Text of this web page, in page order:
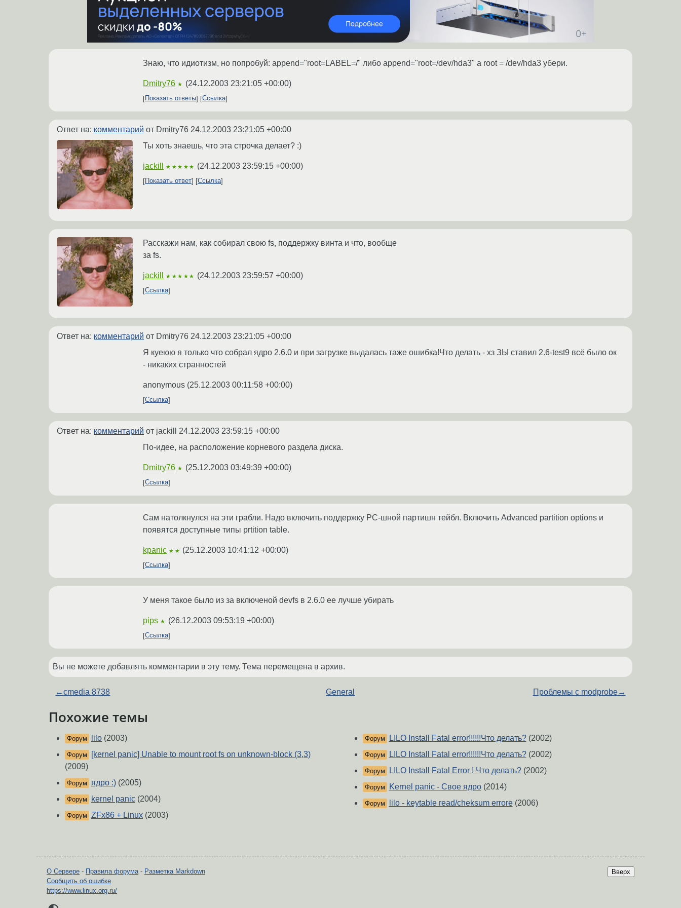
Знаю, что идиотизм, но попробуй: append="root=LABEL=/" либо append="root=/dev/hda3" а root = /dev/hda3 убери.
Dmitry76 ★ (24.12.2003 23:21:05 +00:00)
Показать ответы Ссылка
Ответ на: комментарий от Dmitry76 24.12.2003 23:21:05 +00:00
Ты хоть знаешь, что эта строчка делает? :)
jackill ★★★★★ (24.12.2003 23:59:15 +00:00)
Показать ответ Ссылка
Расскажи нам, как собирал свою fs, поддержку винта и что, вообще
за fs.
jackill ★★★★★ (24.12.2003 23:59:57 +00:00)
Ссылка
Ответ на: комментарий от Dmitry76 24.12.2003 23:21:05 +00:00
Я куеюю я только что собрал ядро 2.6.0 и при загрузке выдалась таже ошибка!Что делать - хз ЗЫ ставил 2.6-test9 всё было ок
- никаких странностей
anonymous (25.12.2003 00:11:58 +00:00)
Ссылка
Ответ на: комментарий от jackill 24.12.2003 23:59:15 +00:00
По-идее, на расположение корневого раздела диска.
Dmitry76 ★ (25.12.2003 03:49:39 +00:00)
Ссылка
Сам натолкнулся на эти грабли. Надо включить поддержку PC-шной партишн тейбл. Включить Advanced partition options и
появятся доступные типы prtition table.
kpanic ★★ (25.12.2003 10:41:12 +00:00)
Ссылка
У меня такое было из за включеной devfs в 2.6.0 ее лучше убирать
pips ★ (26.12.2003 09:53:19 +00:00)
Ссылка
Вы не можете добавлять комментарии в эту тему. Тема перемещена в архив.
←cmedia 8738 General Проблемы с modprobe→
Похожие темы
Форум lilo (2003)
Форум
[kernel panic] Unable to mount root fs on unknown-block (3,3)
(2009)
Форум ядро :) (2005)
Форум kernel panic (2004)
Форум ZFx86 + Linux (2003)
Форум LILO Install Fatal error!!!!!!Что делать?(2002)
Форум LILO Install Fatal error!!!!!!Что делать?(2002)
Форум LILO Install Fatal Error ! Что делать?(2002)
Форум Kernel panic - Свое ядро(2014)
Форум lilo - keytable read/cheksum errore(2006)
Вверх
О Сервере - Правила форума- Разметка Markdown
Сообщить об ошибке
https://www.linux.org.ru/